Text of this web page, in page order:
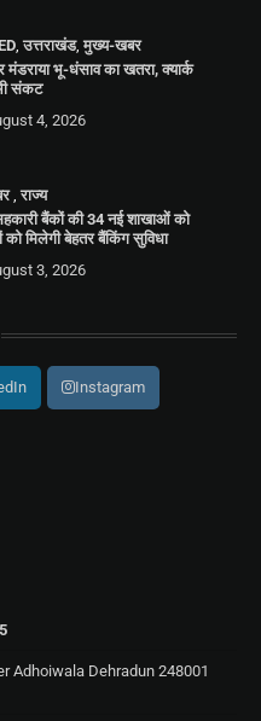
,उत्तराखंड,मुख्य-खबर
मंडराया भू-धंसाव का खतरा, क्यार्क
संकट
4, 2026
,राज्य
बैंकों की 34 नई शाखाओं को
को मिलेगी बेहतर बैंकिंग सुविधा
3, 2026
Instagram
Adhoiwala Dehradun 248001